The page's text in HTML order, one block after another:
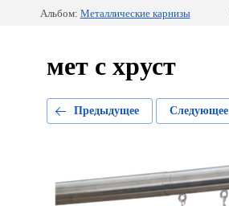
Альбом: Металлические карнизы
мет с хруст
Предыдущее Следующее